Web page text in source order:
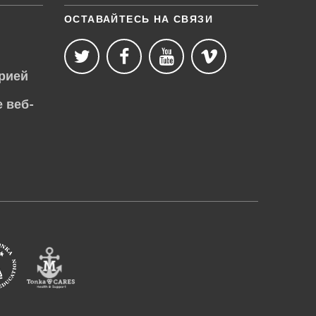
веб-
ОСТАВАЙТЕСЬ НА СВЯЗИ